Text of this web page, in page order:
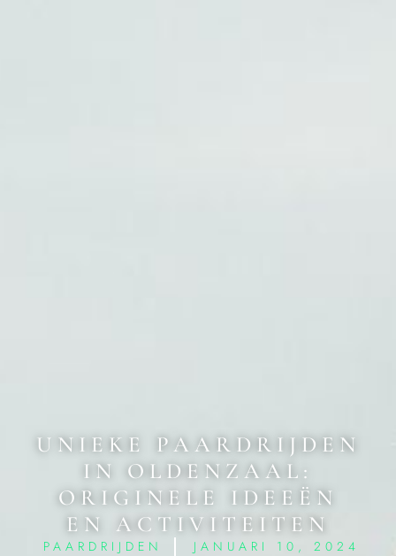
UNIEKE PAARDRIJDEN
IN OLDENZAAL:
ORIGINELE IDEEËN
EN ACTIVITEITEN
PAARDRIJDEN JANUARI 10, 2024